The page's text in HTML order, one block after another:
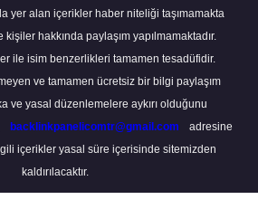
yer alan içerikler haber niteliği taşımamakta
hakkında paylaşım yapılmamaktadır.
ile isim benzerlikleri tamamen tesadüfidir.
ve tamamen ücretsiz bir bilgi paylaşım
ve yasal düzenlemelere aykırı olduğunu
backlinkpanelicomtr@gmail.com
adresine
içerikler yasal süre içerisinde sitemizden
kaldırılacaktır.